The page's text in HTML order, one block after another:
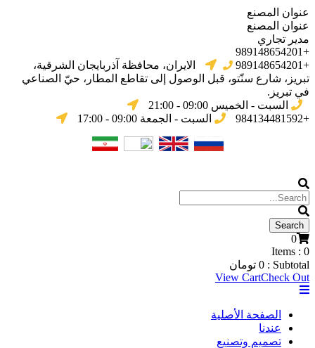
عنوان المصنع
عنوان المصنع
مدير تجاري
+989148654201
+989148654201
الایران، محافظة آذربایجان الشرقیة،
تبریز، شارع سنّتو، قبل الوصول إلى تقاطع المطار، حيّ الصناعي
في تبریز.
السبت - الخميس 09:00 - 21:00
+984134481592
السبت - الجمعة 09:00 - 17:00
0
Items : 0
Subtotal :
0 تومان
View CartCheck Out
الصفحة الأصلية
عندنا
تصميم وتصنيع